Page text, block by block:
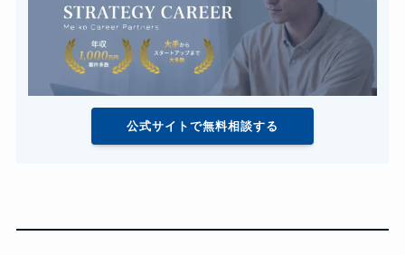
公式サイトで無料相談する